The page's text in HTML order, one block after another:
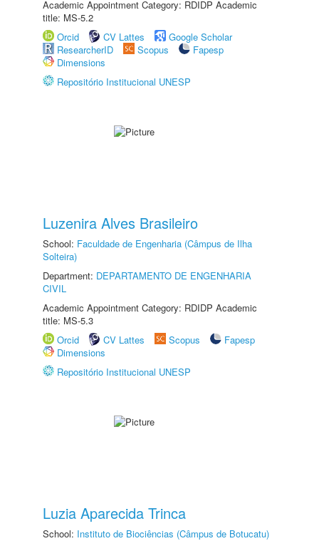
Academic Appointment Category: RDIDP Academic
title: MS-5.2
Orcid
CV Lattes
Google Scholar
ResearcherID
Scopus
Fapesp
Dimensions
Repositório Institucional UNESP
Luzenira Alves Brasileiro
School: Faculdade de Engenharia (Câmpus de Ilha
Solteira)
Department: DEPARTAMENTO DE ENGENHARIA
CIVIL
Academic Appointment Category: RDIDP Academic
title: MS-5.3
Orcid
CV Lattes Scopus
Fapesp
Dimensions
Repositório Institucional UNESP
Luzia Aparecida Trinca
School: Instituto de Biociências (Câmpus de Botucatu)